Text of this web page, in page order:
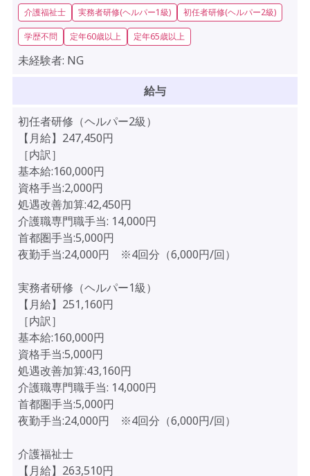
介護福祉士 実務者研修(ヘルパー1級) 初任者研修(ヘルパー2級)
学歴不問 定年60歳以上 定年65歳以上
未経験者: NG
給与
初任者研修（ヘルパー2級）
【月給】247,450円
［内訳］
基本給:160,000円
資格手当:2,000円
処遇改善加算:42,450円
介護職専門職手当: 14,000円
首都圏手当:5,000円
夜勤手当:24,000円 ※4回分（6,000円/回）
実務者研修（ヘルパー1級）
【月給】251,160円
［内訳］
基本給:160,000円
資格手当:5,000円
処遇改善加算:43,160円
介護職専門職手当: 14,000円
首都圏手当:5,000円
夜勤手当:24,000円 ※4回分（6,000円/回）
介護福祉士
【月給】263,510円